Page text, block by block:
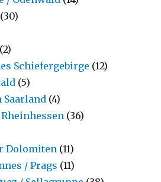
(30)
(2)
Schiefergebirge (12)
(5)
Saarland (4)
(36)
Dolomiten (11)
/ Prags (11)